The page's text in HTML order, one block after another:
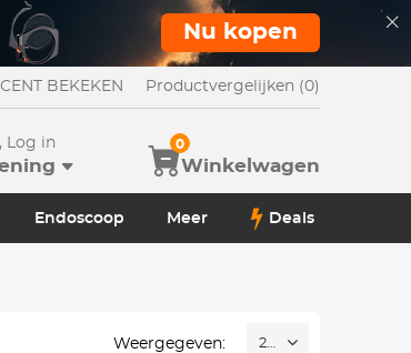
Nu kopen
BEKEKEN Productvergelijken (0)
Log in
Winkelwagen
0
Endoscoop Meer Deals
Weergegeven: 24